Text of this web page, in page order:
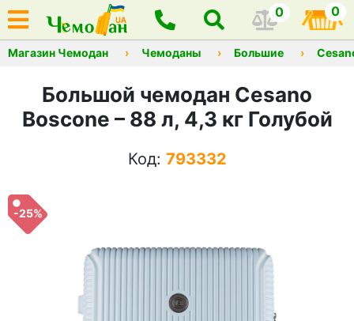
0 0
Магазин Чемодан Чемоданы Большие
Большой чемодан Cesano
Boscone – 88 л, 4,3 кг Голубой
Код: 793332
-25%